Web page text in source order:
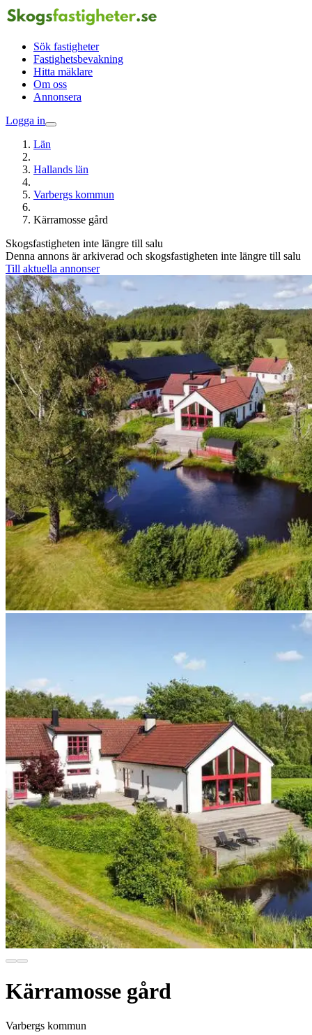
Sök fastigheter
Fastighetsbevakning
Hitta mäklare
Om oss
Annonsera
Logga in
Län
Hallands län
Varbergs kommun
Kärramosse gård
Skogsfastigheten inte längre till salu
Denna annons är arkiverad och skogsfastigheten inte längre till salu
Till aktuella annonser
Kärramosse gård
Varbergs kommun